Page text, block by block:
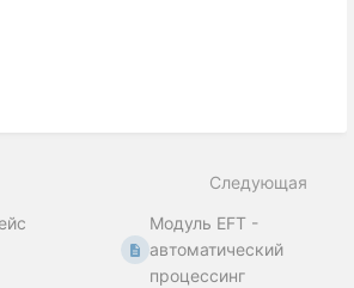
Следующая
Модуль EFT -
автоматический
процессинг